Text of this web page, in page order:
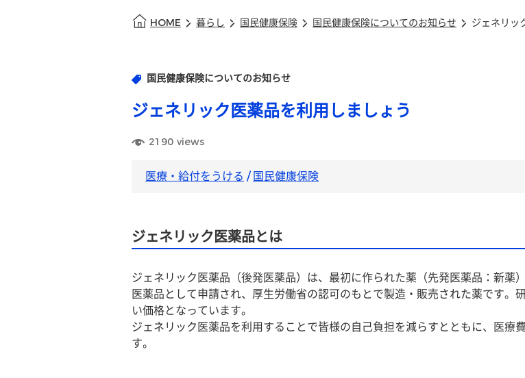
HOME 暮らし 国民健康保険 国民健康保険についてのお知らせ ジェネリッ
国民健康保険についてのお知らせ
ジェネリック医薬品を利用しましょう
2190 views
医療・給付をうける /国民健康保険
ジェネリック医薬品とは
ジェネリック医薬品（後発医薬品）は、最初に作られた薬（先発医薬品：新薬
医薬品として申請され、厚生労働省の認可のもとで製造・販売された薬です。
い価格となっています。
ジェネリック医薬品を利用することで皆様の自己負担を減らすとともに、医療
す。